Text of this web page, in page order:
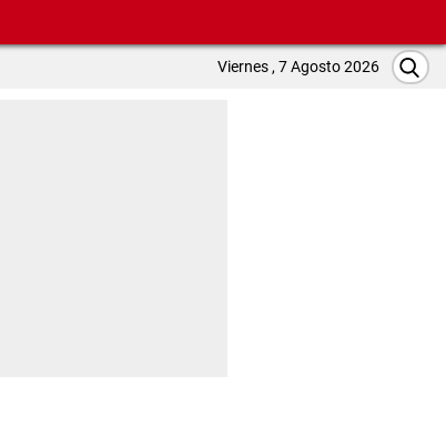
Viernes , 7 Agosto 2026